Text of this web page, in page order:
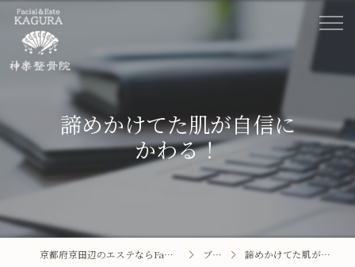
諦めかけてた肌が自信に
かわる！
京都府京田辺のエステならFacial&Este KAGURA ブログ 諦めかけてた肌が自信にかわる！